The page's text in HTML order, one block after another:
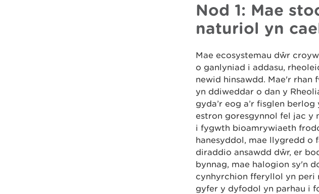
Nod 1: Mae
naturiol yn
Mae ecosystemau dŵr
o ganlyniad i addasu,
newid hinsawdd. Mae'r rhan
yn ddiweddar o dan y
gyda’r eog a’r fisglen
estron goresgynnol fel jac y
i fygwth bioamrywiaeth
hanesyddol, mae llygredd o
diraddio ansawdd dŵr, er
bynnag, mae halogion sy'n
cynhyrchion fferyllol yn peri
gyfer y dyfodol yn parhau i